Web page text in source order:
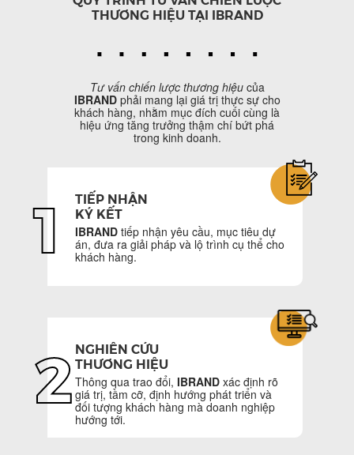
THƯƠNG HIỆU TẠI IBRAND
Tư vấn chiến lược thương hiệucủa
IBRANDphải mang lại giá trị thực sự cho
khách hàng, nhằm mục đích cuối cùng là
hiệu ứng tăng trưởng thậm chí bứt phá
trong kinh doanh.
1
TIẾP NHẬN
KÝ KẾT
IBRAND tiếp nhận yêu cầu, mục tiêu dự
án, đưa ra giải pháp và lộ trình cụ thể cho
khách hàng.
2 NGHIÊN CỨU
THƯƠNG HIỆU
Thông qua trao đổi, IBRAND xác định rõ
giá trị, tầm cỡ, định hướng phát triển và
đối tượng khách hàng mà doanh nghiệp
hướng tới.